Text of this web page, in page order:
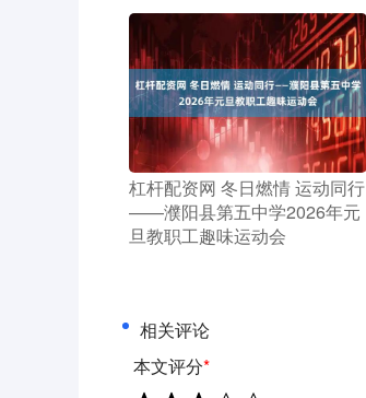
​杠杆配资网 冬日燃情 运动同行
——濮阳县第五中学2026年元
旦教职工趣味运动会
相关评论
本文评分*